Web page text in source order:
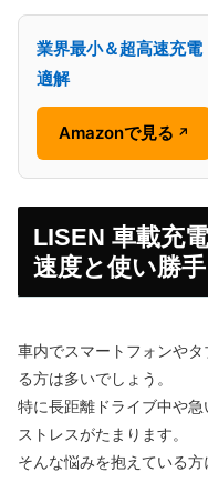
業界最小＆超高速充
適解
Amazonで見る ↗
LISEN 車載充
速度と使い勝手
車内でスマートフォンや
る方は多いでしょう。
特に長距離ドライブ中や
ストレスがたまります。
そんな悩みを抱えている